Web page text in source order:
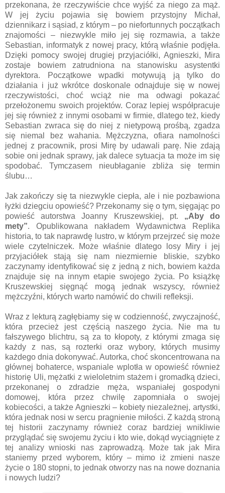
przekonana, że rzeczywiście chce wyjść za niego za mąż.
W jej życiu pojawia się bowiem przystojny Michał,
dziennikarz i sąsiad, z którym – po niefortunnych początkach
znajomości – niezwykle miło jej się rozmawia, a także
Sebastian, informatyk z nowej pracy, którą właśnie podjęła.
Dzięki pomocy swojej drugiej przyjaciółki, Agnieszki, Mira
zostaje bowiem zatrudniona na stanowisku asystentki
dyrektora. Początkowe wpadki motywują ją tylko do
działania i już wkrótce doskonale odnajduje się w nowej
rzeczywistości, choć wciąż nie ma odwagi pokazać
przełożonemu swoich projektów. Coraz lepiej współpracuje
jej się również z innymi osobami w firmie, dlatego też, kiedy
Sebastian zwraca się do niej z nietypową prośbą, zgadza
się niemal bez wahania. Mężczyzna, ofiara namolności
jednej z pracownik, prosi Mirę by udawali parę. Nie zdają
sobie oni jednak sprawy, jak dalece sytuacja ta może im się
spodobać. Tymczasem nieubłaganie zbliża się termin
ślubu…
Jak zakończy się ta niezwykle ciepła, ale i nie pozbawiona
łyżki dziegciu opowieść? Przekonamy się o tym, sięgając po
powieść autorstwa Joanny Kruszewskiej, pt. „Aby do
mety”. Opublikowana nakładem Wydawnictwa Replika
historia, to tak naprawdę lustro, w którym przejrzeć się może
wiele czytelniczek. Może właśnie dlatego losy Miry i jej
przyjaciółek stają się nam niezmiernie bliskie, szybko
zaczynamy identyfikować się z jedną z nich, bowiem każda
znajduje się na innym etapie swojego życia. Po książkę
Kruszewskiej sięgnąć mogą jednak wszyscy, również
mężczyźni, których warto namówić do chwili refleksji.
Wraz z lekturą zagłębiamy się w codzienność, zwyczajność,
która przecież jest częścią naszego życia. Nie ma tu
fałszywego blichtru, są za to kłopoty, z którymi zmaga się
każdy z nas, są rozterki oraz wybory, których musimy
każdego dnia dokonywać. Autorka, choć skoncentrowana na
głównej bohaterce, wspaniale wplotła w opowieść również
historię Uli, mężatki z wieloletnim stażem i gromadką dzieci,
przekonanej o zdradzie męża, wspaniałej gospodyni
domowej, która przez chwilę zapomniała o swojej
kobiecości, a także Agnieszki – kobiety niezależnej, artystki,
która jednak nosi w sercu pragnienie miłości. Z każdą stroną
tej historii zaczynamy również coraz bardziej wnikliwie
przyglądać się swojemu życiu i kto wie, dokąd wyciągnięte z
tej analizy wnioski nas zaprowadzą. Może tak jak Mira
staniemy przed wyborem, który – mimo iż zmieni nasze
życie o 180 stopni, to jednak otworzy nas na nowe doznania
i nowych ludzi?